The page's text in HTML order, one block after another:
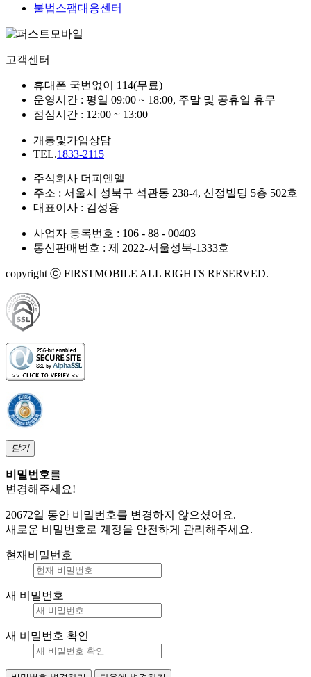
불법스팸대응센터
고객센터
휴대폰 국번없이 114(무료)
운영시간 : 평일 09:00 ~ 18:00, 주말 및 공휴일 휴무
점심시간 : 12:00 ~ 13:00
개통및가입상담
TEL.1833-2115
주식회사 더피엔엘
주소 : 서울시 성북구 석관동 238-4, 신정빌딩 5층 502호
대표이사 : 김성용
사업자 등록번호 : 106 - 88 - 00403
통신판매번호 : 제 2022-서울성북-1333호
copyright ⓒ FIRSTMOBILE ALL RIGHTS RESERVED.
닫기
비밀번호를
변경해주세요!
20672일 동안 비밀번호를 변경하지 않으셨어요.
새로운 비밀번호로 계정을 안전하게 관리해주세요.
현재비밀번호
새 비밀번호
새 비밀번호 확인